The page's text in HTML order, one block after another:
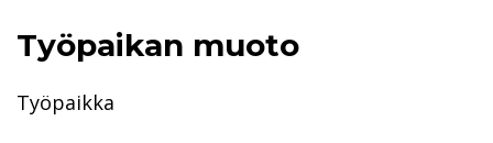
Työpaikan muoto
Työpaikka